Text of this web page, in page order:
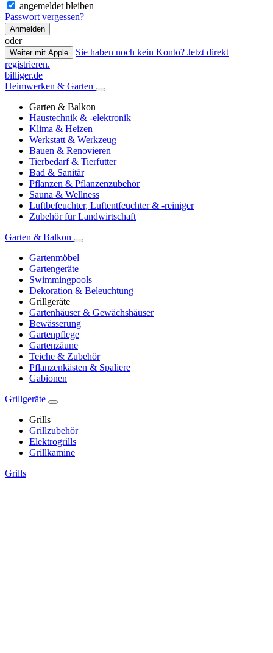
angemeldet bleiben
Passwort vergessen?
Anmelden
oder
Weiter mit Apple
Sie haben noch kein Konto? Jetzt direkt
registrieren.
billiger.de
Heimwerken & Garten
Garten & Balkon
Haustechnik & -elektronik
Klima & Heizen
Werkstatt & Werkzeug
Bauen & Renovieren
Tierbedarf & Tierfutter
Bad & Sanitär
Pflanzen & Pflanzenzubehör
Sauna & Wellness
Luftbefeuchter, Luftentfeuchter & -reiniger
Zubehör für Landwirtschaft
Garten & Balkon
Gartenmöbel
Gartengeräte
Swimmingpools
Dekoration & Beleuchtung
Grillgeräte
Gartenhäuser & Gewächshäuser
Bewässerung
Gartenpflege
Gartenzäune
Teiche & Zubehör
Pflanzenkästen & Spaliere
Gabionen
Grillgeräte
Grills
Grillzubehör
Elektrogrills
Grillkamine
Grills